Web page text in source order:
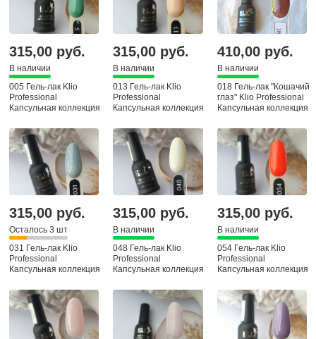
315,00 руб.
В наличии
005 Гель-лак Klio
Professional
Капсульная коллекция
315,00 руб.
В наличии
013 Гель-лак Klio
Professional
Капсульная коллекция
410,00 руб.
В наличии
018 Гель-лак "Кошачий
глаз" Klio Professional
Капсульная коллекция
315,00 руб.
Осталось 3 шт
031 Гель-лак Klio
Professional
Капсульная коллекция
315,00 руб.
В наличии
048 Гель-лак Klio
Professional
Капсульная коллекция
315,00 руб.
В наличии
054 Гель-лак Klio
Professional
Капсульная коллекция